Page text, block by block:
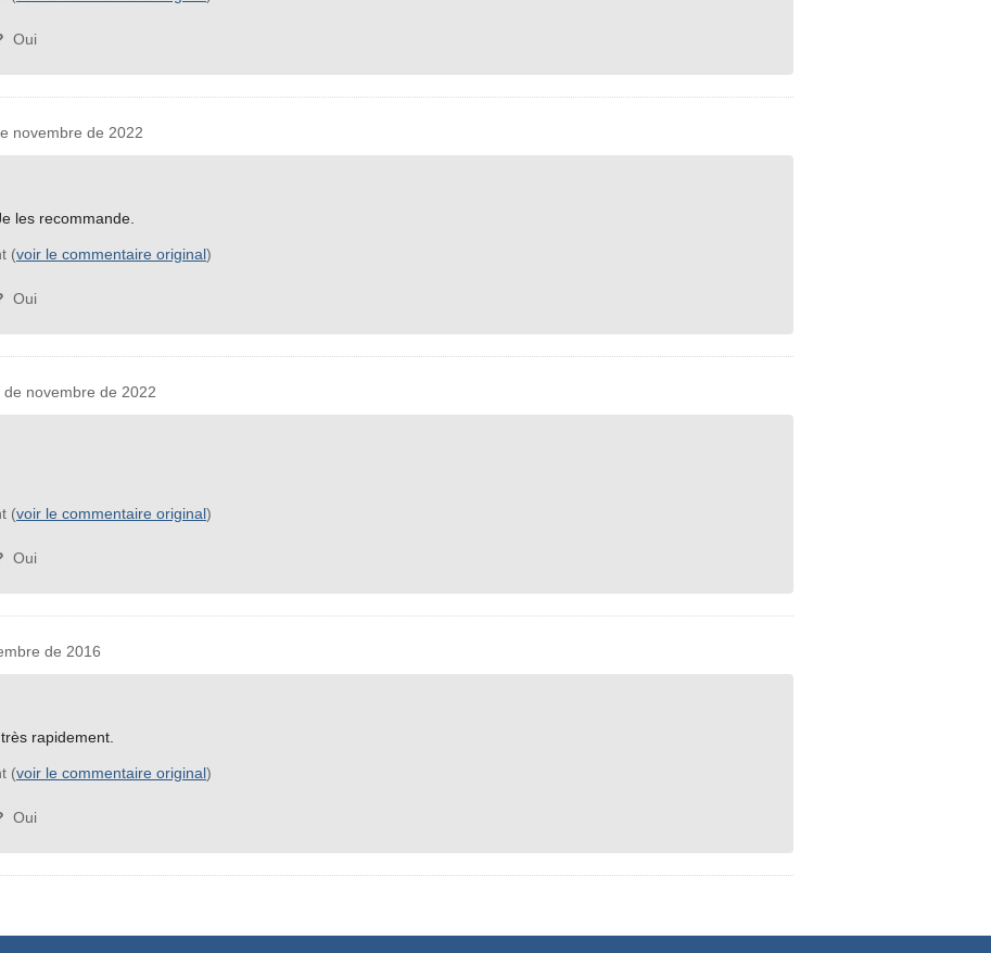
Oui
de 2022
les recommande.
(voir le commentaire original)
Oui
novembre de 2022
(voir le commentaire original)
Oui
de 2016
rapidement.
(voir le commentaire original)
Oui